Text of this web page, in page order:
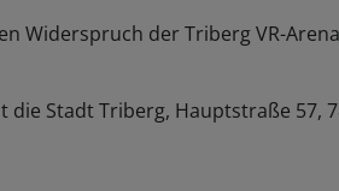
Widerspruch der Triberg VR-
Stadt Triberg, Hauptstraße 57,